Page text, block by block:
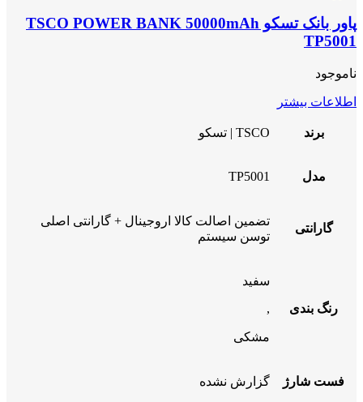
پاور بانک تسکو TSCO POWER BANK 50000mAh
TP5001
ناموجود
اطلاعات بیشتر
برند TSCO | تسکو
مدل TP5001
گارانتی
تضمین اصالت کالا اروجینال + گارانتی اصلی
توسن سیستم
رنگ بندی
سفید
,
مشکی
فست شارژ گزارش نشده